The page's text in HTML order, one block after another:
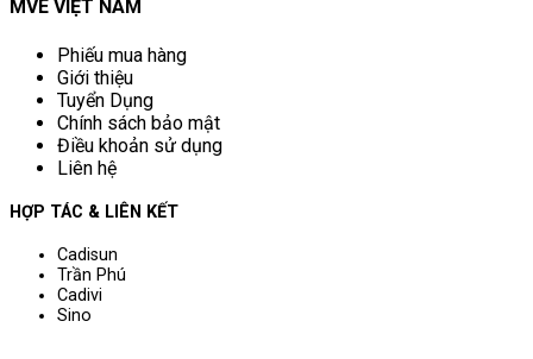
MVE VIỆT NAM
Phiếu mua hàng
Giới thiệu
Tuyển Dụng
Chính sách bảo mật
Điều khoản sử dụng
Liên hệ
HỢP TÁC & LIÊN KẾT
Cadisun
Trần Phú
Cadivi
Sino